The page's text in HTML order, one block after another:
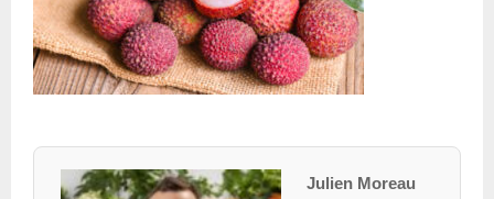
Julien Moreau